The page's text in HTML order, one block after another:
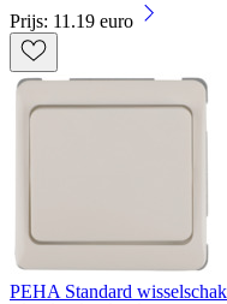
Prijs: 11.19 euro
PEHA Standard